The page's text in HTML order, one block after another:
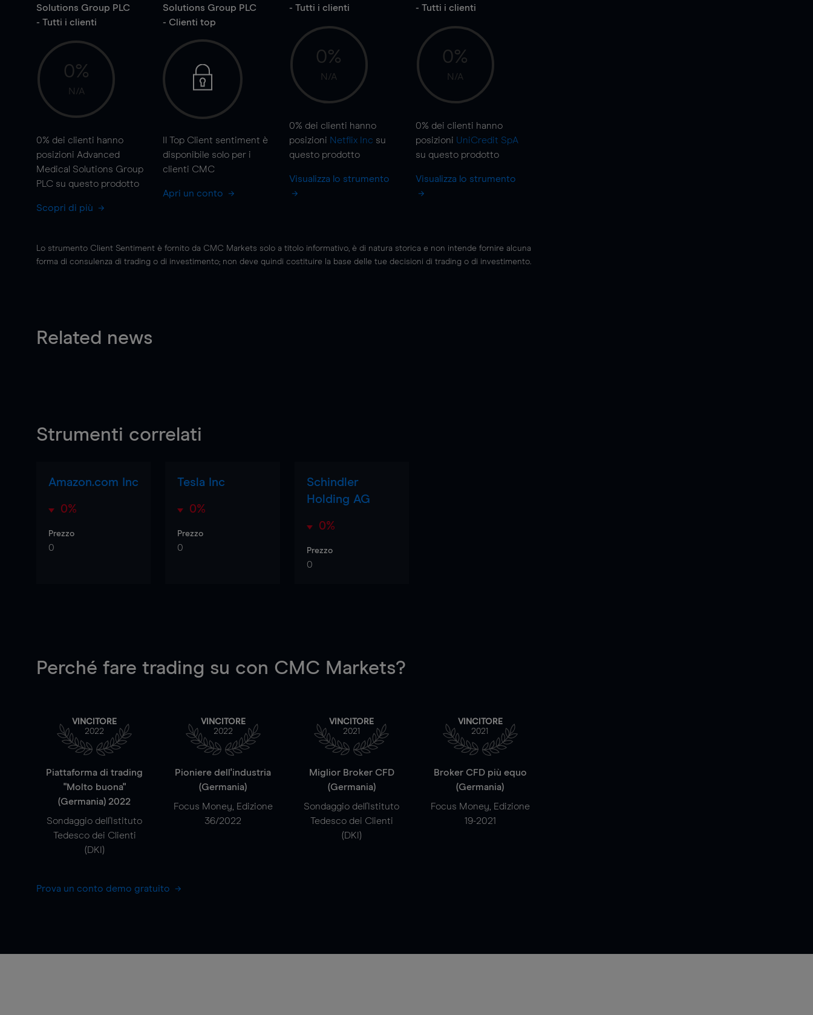
Solutions Group PLC
- Tutti i clienti
0%
N/A
0% dei clienti hanno
posizioni Advanced
Medical Solutions Group
PLC su questo prodotto
Scopri di più
Solutions Group PLC
- Clienti top
Il Top Client sentiment è
disponibile solo per i
clienti CMC
Apri un conto
- Tutti i clienti
0%
N/A
0% dei clienti hanno
posizioni Netflix Inc su
questo prodotto
Visualizza lo strumento
- Tutti i clienti
0%
N/A
0% dei clienti hanno
posizioni UniCredit SpA
su questo prodotto
Visualizza lo strumento
Lo strumento Client Sentiment è fornito da CMC Markets solo a titolo informativo, è di natura storica e non intende fornire alcuna
forma di consulenza di trading o di investimento; non deve quindi costituire la base delle tue decisioni di trading o di investimento.
Related news
Strumenti correlati
Amazon.com Inc
0%
Prezzo
0
Tesla Inc
0%
Prezzo
0
Schindler
Holding AG
0%
Prezzo
0
Perché fare trading su con CMC Markets?
VINCITORE
2022
Piattaforma di trading
"Molto buona"
(Germania) 2022
Sondaggio dell'Istituto
Tedesco dei Clienti
(DKI)
VINCITORE
2022
Pioniere dell'industria
(Germania)
Focus Money, Edizione
36/2022
VINCITORE
2021
Miglior Broker CFD
(Germania)
Sondaggio dell'Istituto
Tedesco dei Clienti
(DKI)
VINCITORE
2021
Broker CFD più equo
(Germania)
Focus Money, Edizione
19-2021
Prova un conto demo gratuito